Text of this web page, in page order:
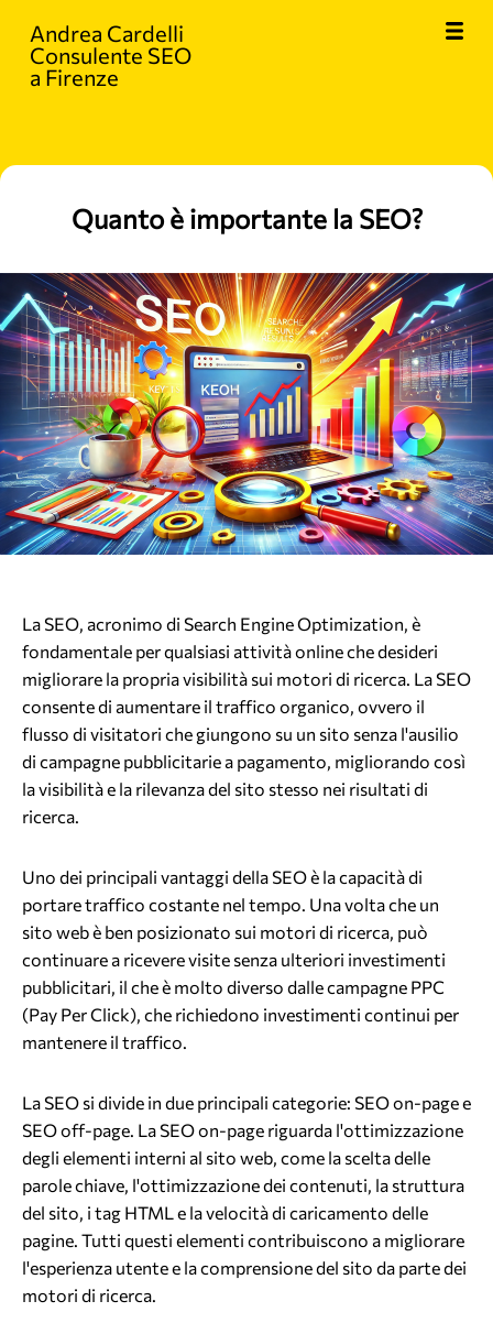
Andrea Cardelli
Consulente SEO
a Firenze
Quanto è importante la SEO?
La SEO, acronimo di Search Engine Optimization, è
fondamentale per qualsiasi attività online che desideri
migliorare la propria visibilità sui motori di ricerca. La SEO
consente di aumentare il traffico organico, ovvero il
flusso di visitatori che giungono su un sito senza l'ausilio
di campagne pubblicitarie a pagamento, migliorando così
la visibilità e la rilevanza del sito stesso nei risultati di
ricerca.
Uno dei principali vantaggi della SEO è la capacità di
portare traffico costante nel tempo. Una volta che un
sito web è ben posizionato sui motori di ricerca, può
continuare a ricevere visite senza ulteriori investimenti
pubblicitari, il che è molto diverso dalle campagne PPC
(Pay Per Click), che richiedono investimenti continui per
mantenere il traffico.
La SEO si divide in due principali categorie: SEO on-page e
SEO off-page. La SEO on-page riguarda l'ottimizzazione
degli elementi interni al sito web, come la scelta delle
parole chiave, l'ottimizzazione dei contenuti, la struttura
del sito, i tag HTML e la velocità di caricamento delle
pagine. Tutti questi elementi contribuiscono a migliorare
l'esperienza utente e la comprensione del sito da parte dei
motori di ricerca.